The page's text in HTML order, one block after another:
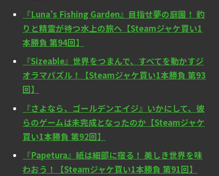
『Luna's Fishing Garden』目指せ夢の庭園！ 釣
りと精霊が待つ水上の旅へ【Steamジャケ買い1
本勝負 第94回】
『Sizeable』世界をつまんで、すべてを動かすジ
オラマパズル！【Steamジャケ買い1本勝負 第93
回】
『さよなら、ゴールデンエイジ』いかにして、彼
らのゲームは未完成となったのか【Steamジャケ
買い1本勝負 第92回】
『Papetura』紙は細部に宿る！ 美しき世界を味
わおう！【Steamジャケ買い1本勝負 第91回】